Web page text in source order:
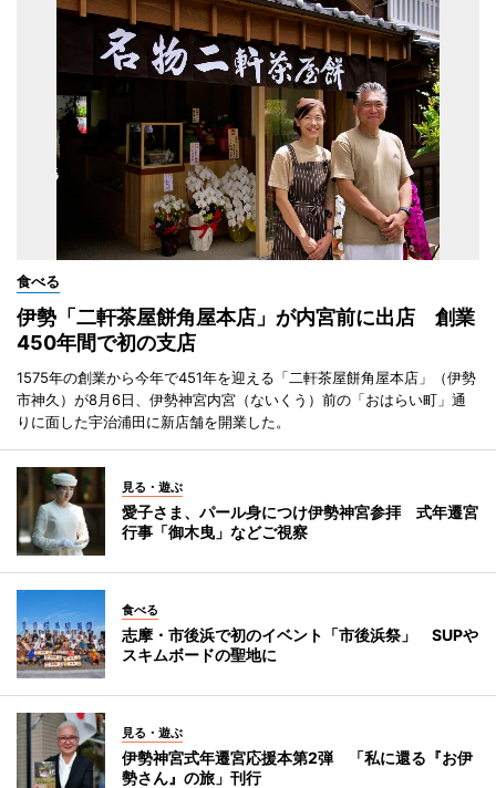
食べる
伊勢「二軒茶屋餅角屋本店」が内宮前に出店 創業
450年間で初の支店
1575年の創業から今年で451年を迎える「二軒茶屋餅角屋本店」（伊勢
市神久）が8月6日、伊勢神宮内宮（ないくう）前の「おはらい町」通
りに面した宇治浦田に新店舗を開業した。
見る・遊ぶ
愛子さま、パール身につけ伊勢神宮参拝 式年遷宮
行事「御木曳」などご視察
食べる
志摩・市後浜で初のイベント「市後浜祭」 SUPや
スキムボードの聖地に
見る・遊ぶ
伊勢神宮式年遷宮応援本第2弾 「私に還る『お伊
勢さん』の旅」刊行